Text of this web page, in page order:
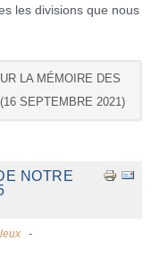
les divisions que nous
LA MÉMOIRE DES
SEPTEMBRE 2021)
NOTRE